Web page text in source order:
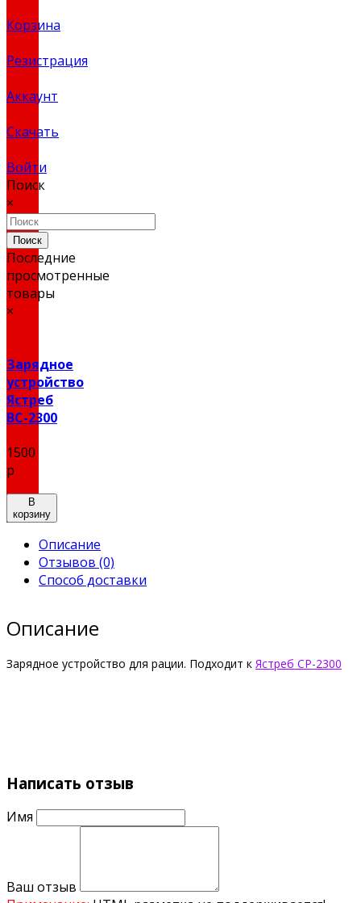
Корзина
Резистрация
Аккаунт
Скачать
Войти
Поиск
×
Поиск
Последние
просмотренные
товары
×
Зарядное
устройство
Ястреб
BС-2300
1500
р
В
корзину
Описание
Отзывов (0)
Способ доставки
Описание
Зарядное устройство для рации. Подходит к Ястреб СР-2300
Написать отзыв
Имя
Ваш отзыв